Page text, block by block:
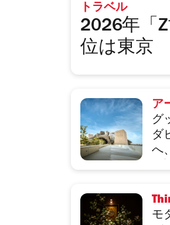
トラベル
2026年「
位は東京
ア
グ
ダ
へ
の
モ